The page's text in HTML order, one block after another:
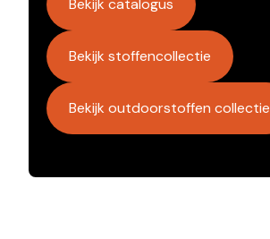
Bekijk stoffencollectie
Bekijk outdoorstoffen collectie